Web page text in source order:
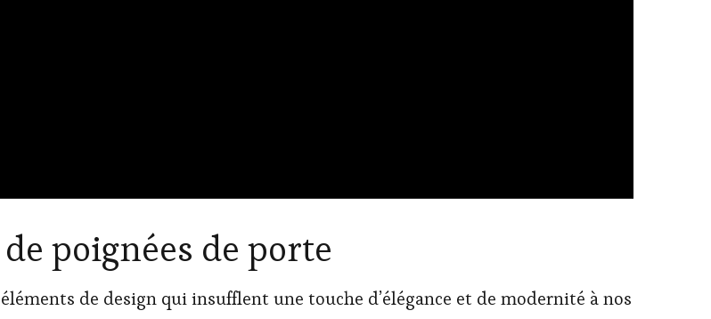
poignées de porte
de design qui insufflent une touche d’élégance et de modernité à nos